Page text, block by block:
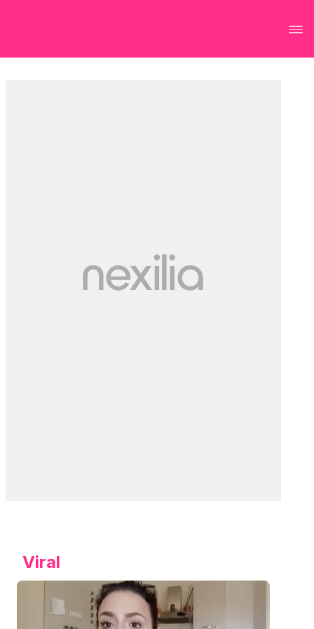
Viral